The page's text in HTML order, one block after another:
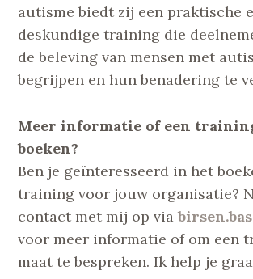
autisme biedt zij een praktische
deskundige training die
de beleving van mensen met
begrijpen en hun benadering te
Meer informatie of een
boeken?
Ben je geïnteresseerd in het
training voor jouw organisatie?
contact met mij op via
voor meer informatie of om een
maat te bespreken. Ik help je